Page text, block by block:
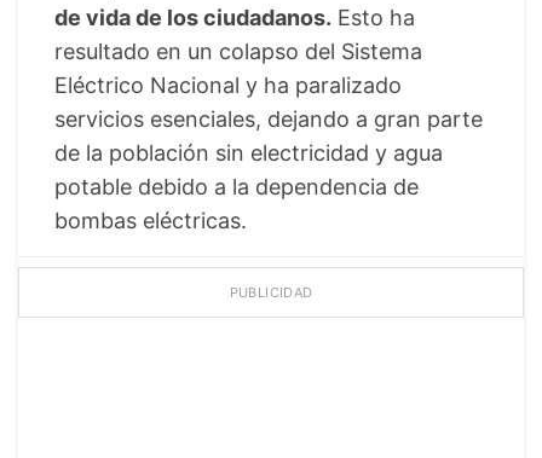
de vida de los ciudadanos. Esto ha
resultado en un colapso del Sistema
Eléctrico Nacional y ha paralizado
servicios esenciales, dejando a gran parte
de la población sin electricidad y agua
potable debido a la dependencia de
bombas eléctricas.
PUBLICIDAD